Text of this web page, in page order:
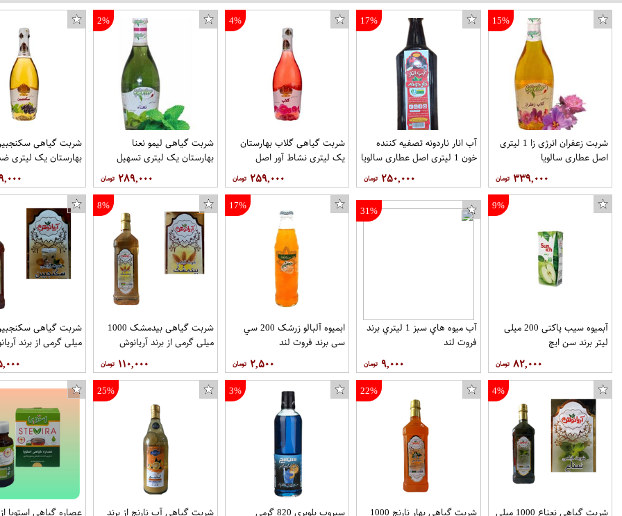
15%
شربت زعفران انرژی زا 1 لیتری
اصل عطاری سالویا
۳۳۹,۰۰۰
17%
آب انار ناردونه تصفیه کننده
خون 1 لیتری اصل عطاری سالویا
۲۵۰,۰۰۰
4%
شربت گیاهی گلاب بهارستان
یک لیتری نشاط آور اصل
۲۵۹,۰۰۰
2%
شربت گیاهی لیمو نعنا
بهارستان یک لیتری تسهیل
هضم اصل عطاری سالویا اصل
عطاری سالویا
۲۸۹,۰۰۰
شربت گیاهی
بهارستان یک
9%
آبمیوه سیب پاکتی 200 میلی
لیتر برند سن ایچ
۸۲,۰۰۰
31%
آب ميوه هاي سبز 1 ليتري برند
فروت لند
۹,۰۰۰
17%
ابمیوه آلبالو زرشک 200 سي
سي برند فروت لند
۲,۵۰۰
8%
شربت گیاهی بیدمشک 1000
میلی گرمی از برند آریانوش
۱۱۰,۰۰۰
میلی گرمی از برند
4%
شربت گیاهی نعناع 1000 میلی
22%
شربت گیاهی بهار نارنج 1000
3%
سیروپ بلوبری 820 گرمی
25%
شربت گیاهی آب نارنج از برند عصاره گیاهی استویا